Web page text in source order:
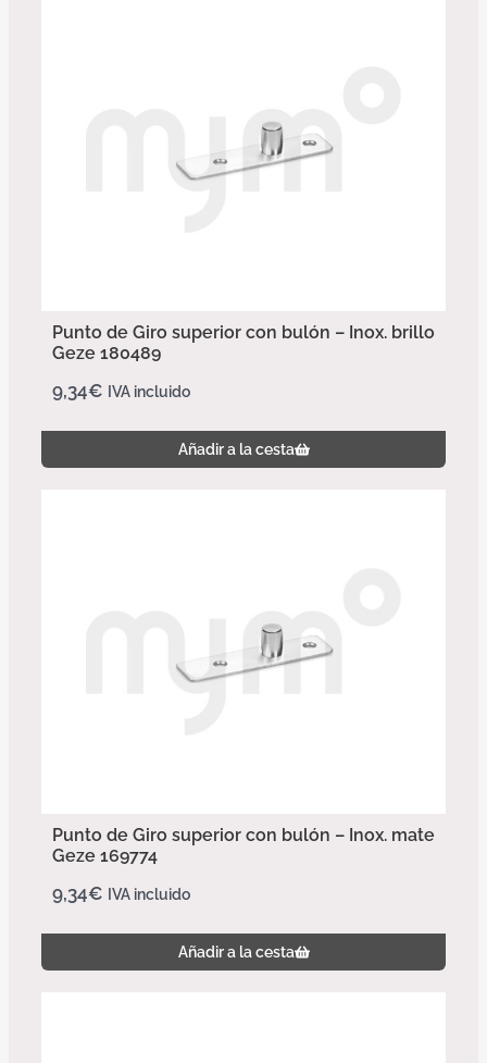
Punto de Giro superior con bulón – Inox. brillo
Geze 180489
9,34€ IVA incluido
Añadir a la cesta
Punto de Giro superior con bulón – Inox. mate
Geze 169774
9,34€ IVA incluido
Añadir a la cesta